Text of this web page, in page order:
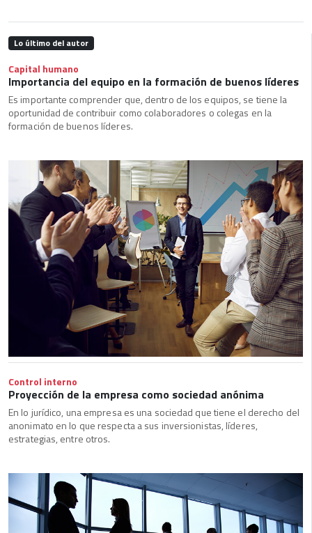
Lo último del autor
Capital humano
Importancia del equipo en la formación de buenos líderes
Es importante comprender que, dentro de los equipos, se tiene la
oportunidad de contribuir como colaboradores o colegas en la
formación de buenos líderes.
Control interno
Proyección de la empresa como sociedad anónima
En lo jurídico, una empresa es una sociedad que tiene el derecho del
anonimato en lo que respecta a sus inversionistas, líderes,
estrategias, entre otros.